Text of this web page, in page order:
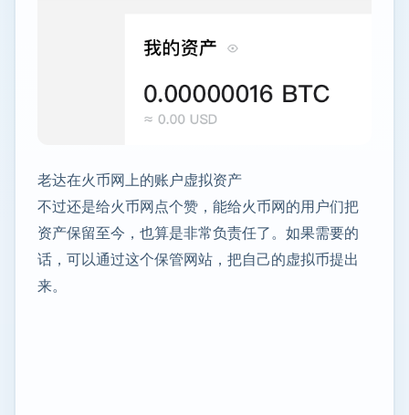
老达在火币网上的账户虚拟资产
不过还是给火币网点个赞，能给火币网的用户们把
资产保留至今，也算是非常负责任了。如果需要的
话，可以通过这个保管网站，把自己的虚拟币提出
来。